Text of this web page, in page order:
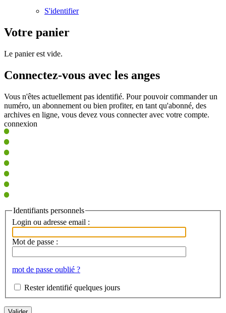
S'identifier
Votre panier
Le panier est vide.
Connectez-vous avec les anges
Vous n'êtes actuellement pas identifié. Pour pouvoir commander un
numéro, un abonnement ou bien profiter, en tant qu'abonné, des
archives en ligne, vous devez vous connecter avec votre compte.
connexion
Identifiants personnels
Login ou adresse email :
Mot de passe :
mot de passe oublié ?
Rester identifié quelques jours